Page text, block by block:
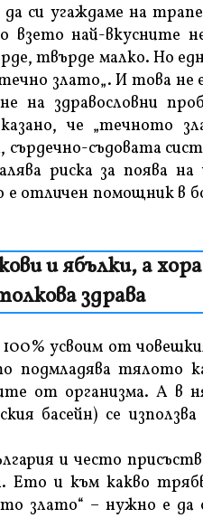
си угаждаме на
взето най-вкусните
твърде малко. Но
злато„. И това не
на здравословни
че „течното
съдовата
риска за поява
е отличен помощник в
и ябълки, а
здрава
усвоим от
подмладява тялото
от организма. А в
басейн) се
и често
Ето и към какво
злато“ – нужно е да